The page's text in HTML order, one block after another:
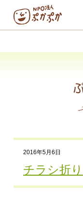
お休み中
2016年5月6日
チラシ折り